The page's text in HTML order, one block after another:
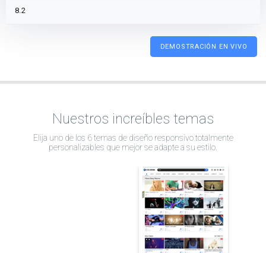
8.2
DEMOSTRACIÓN EN VIVO
Nuestros increíbles temas
Elija uno de los 6 temas de diseño responsivo totalmente
personalizables que mejor se adapte a su estilo.